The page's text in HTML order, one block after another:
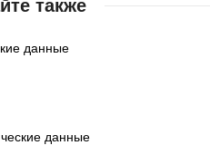
также
данные
данные